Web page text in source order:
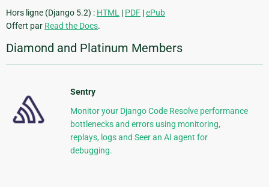
Hors ligne (Django 5.2) : HTML | PDF |ePub
Offert par Read the Docs.
Diamond and Platinum Members
Sentry
Monitor your Django Code Resolve performance
bottlenecks and errors using monitoring,
replays, logs and Seer an AI agent for
debugging.